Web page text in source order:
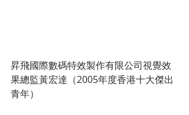
昇飛國際數碼特效製作有限公司視覺效
果總監黃宏達（2005年度香港十大傑出
青年）